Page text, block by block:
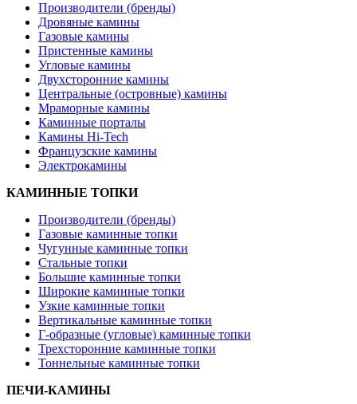
Производители (бренды)
Дровяные камины
Газовые камины
Пристенные камины
Угловые камины
Двухсторонние камины
Центральные (островные) камины
Мраморные камины
Каминные порталы
Камины Hi-Tech
Французские камины
Электрокамины
КАМИННЫЕ ТОПКИ
Производители (бренды)
Газовые каминные топки
Чугунные каминные топки
Стальные топки
Большие каминные топки
Широкие каминные топки
Узкие каминные топки
Вертикальные каминные топки
Г-образные (угловые) каминные топки
Трехсторонние каминные топки
Тоннельные каминные топки
ПЕЧИ-КАМИНЫ